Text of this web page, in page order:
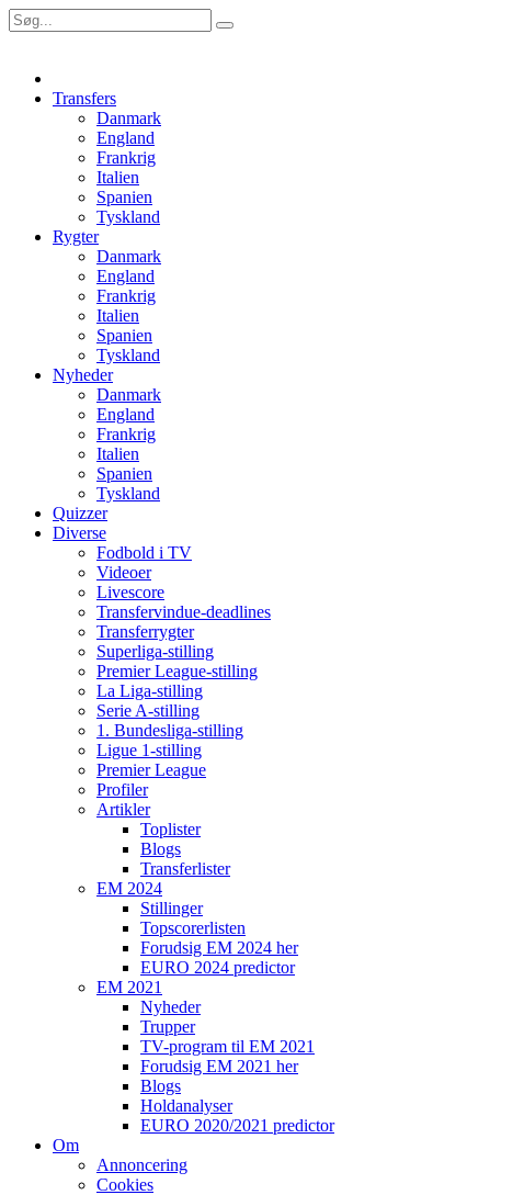
Transfers
Danmark
England
Frankrig
Italien
Spanien
Tyskland
Rygter
Danmark
England
Frankrig
Italien
Spanien
Tyskland
Nyheder
Danmark
England
Frankrig
Italien
Spanien
Tyskland
Quizzer
Diverse
Fodbold i TV
Videoer
Livescore
Transfervindue-deadlines
Transferrygter
Superliga-stilling
Premier League-stilling
La Liga-stilling
Serie A-stilling
1. Bundesliga-stilling
Ligue 1-stilling
Premier League
Profiler
Artikler
Toplister
Blogs
Transferlister
EM 2024
Stillinger
Topscorerlisten
Forudsig EM 2024 her
EURO 2024 predictor
EM 2021
Nyheder
Trupper
TV-program til EM 2021
Forudsig EM 2021 her
Blogs
Holdanalyser
EURO 2020/2021 predictor
Om
Annoncering
Cookies